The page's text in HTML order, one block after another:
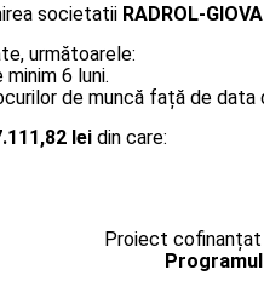
societatii RADROL-
următoarele:
6 luni.
de muncă față de data
lei din care:
Proiect cofinanțat